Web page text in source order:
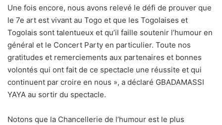
Une fois encore, nous avons relevé le défi de prouver que
le 7e art est vivant au Togo et que les Togolaises et
Togolais sont talentueux et qu’il faille soutenir l’humour en
général et le Concert Party en particulier. Toute nos
gratitudes et remerciements aux partenaires et bonnes
volontés qui ont fait de ce spectacle une réussite et qui
continuent par croire en nous », a déclaré GBADAMASSI
YAYA au sortir du spectacle.
Notons que la Chancellerie de l’humour est le plus